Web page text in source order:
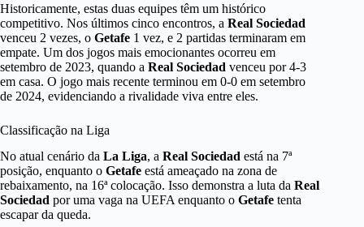
Historicamente, estas duas equipes têm um histórico
competitivo. Nos últimos cinco encontros, a Real Sociedad
venceu 2 vezes, o Getafe 1 vez, e 2 partidas terminaram em
empate. Um dos jogos mais emocionantes ocorreu em
setembro de 2023, quando a Real Sociedad venceu por 4-3
em casa. O jogo mais recente terminou em 0-0 em setembro
de 2024, evidenciando a rivalidade viva entre eles.
Classificação na Liga
No atual cenário da La Liga, a Real Sociedad está na 7ª
posição, enquanto o Getafe está ameaçado na zona de
rebaixamento, na 16ª colocação. Isso demonstra a luta da Real
Sociedad por uma vaga na UEFA enquanto o Getafe tenta
escapar da queda.